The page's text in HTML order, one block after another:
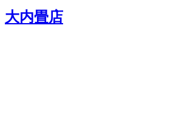
大内畳店